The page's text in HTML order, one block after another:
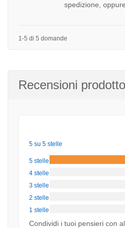
spedizione,
1-5 di 5 domande
Recensioni
5 su 5 stelle
5 stelle
4 stelle
3 stelle
2 stelle
1 stelle
Condividi i tuoi pensieri con